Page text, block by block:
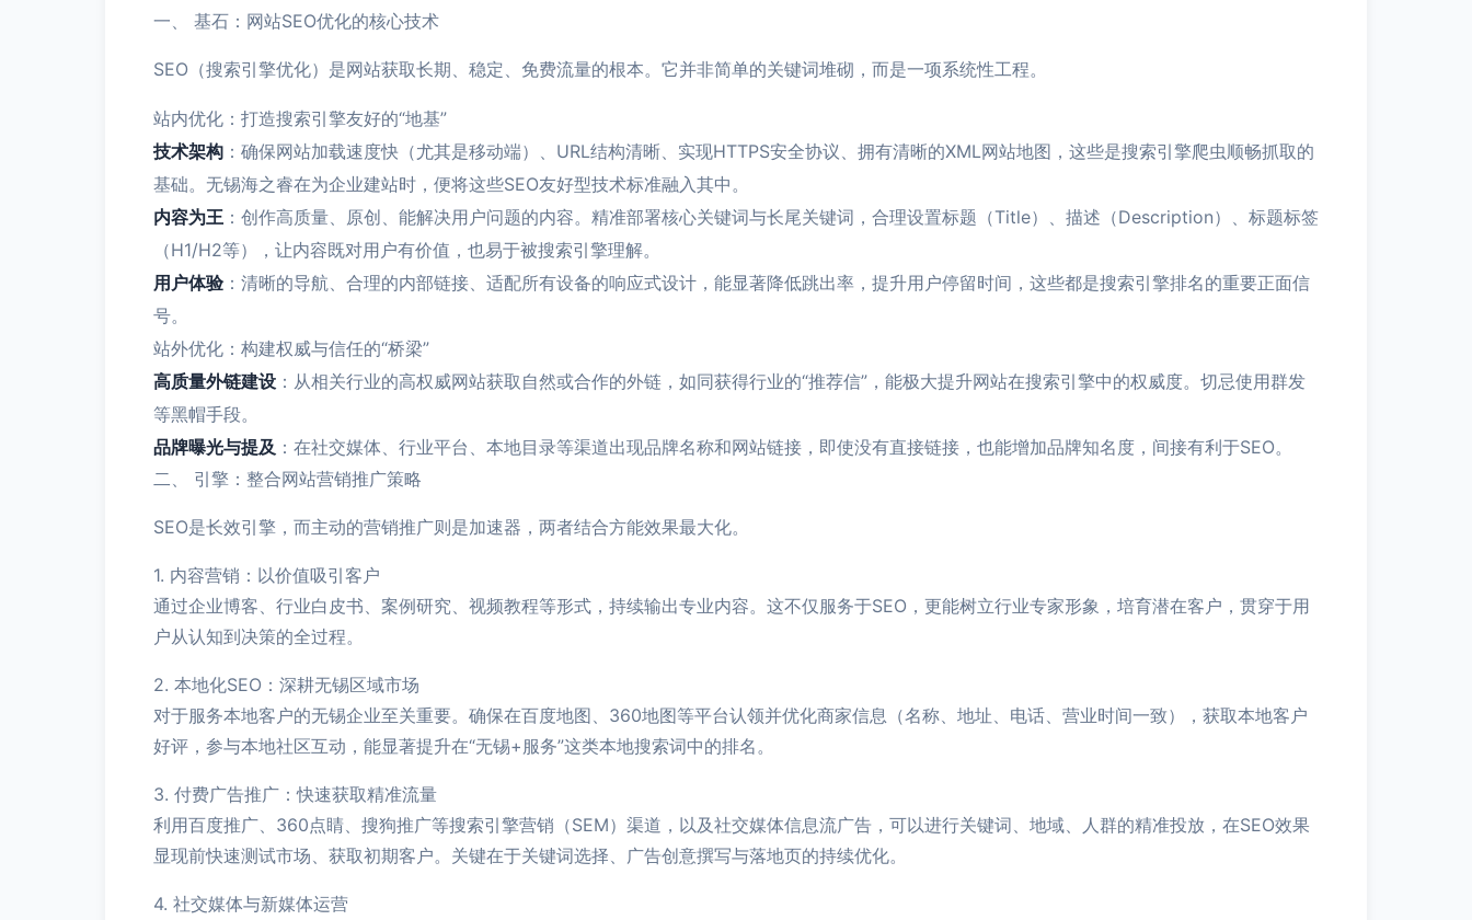
一、 基石：网站SEO优化的核心技术
SEO（搜索引擎优化）是网站获取长期、稳定、免费流量的根本。它并非简单的关键词堆砌，而是一项系统性工程。
站内优化：打造搜索引擎友好的“地基”
技术架构 ：确保网站加载速度快（尤其是移动端）、URL结构清晰、实现HTTPS安全协议、拥有清晰的XML网站地图，这些是搜索引擎爬虫顺畅抓取的
基础。无锡海之睿在为企业建站时，便将这些SEO友好型技术标准融入其中。
内容为王 ：创作高质量、原创、能解决用户问题的内容。精准部署核心关键词与长尾关键词，合理设置标题（Title）、描述（Description）、标题标签
（H1/H2等），让内容既对用户有价值，也易于被搜索引擎理解。
用户体验：清晰的导航、合理的内部链接、适配所有设备的响应式设计，能显著降低跳出率，提升用户停留时间，这些都是搜索引擎排名的重要正面信
号。
站外优化：构建权威与信任的“桥梁”
高质量外链建设 ：从相关行业的高权威网站获取自然或合作的外链，如同获得行业的“推荐信”，能极大提升网站在搜索引擎中的权威度。切忌使用群发
等黑帽手段。
品牌曝光与提及 ：在社交媒体、行业平台、本地目录等渠道出现品牌名称和网站链接，即使没有直接链接，也能增加品牌知名度，间接有利于SEO。
二、 引擎：整合网站营销推广策略
SEO是长效引擎，而主动的营销推广则是加速器，两者结合方能效果最大化。
1. 内容营销：以价值吸引客户
通过企业博客、行业白皮书、案例研究、视频教程等形式，持续输出专业内容。这不仅服务于SEO，更能树立行业专家形象，培育潜在客户，贯穿于用
户从认知到决策的全过程。
2. 本地化SEO：深耕无锡区域市场
对于服务本地客户的无锡企业至关重要。确保在百度地图、360地图等平台认领并优化商家信息（名称、地址、电话、营业时间一致），获取本地客户
好评，参与本地社区互动，能显著提升在“无锡+服务”这类本地搜索词中的排名。
3. 付费广告推广：快速获取精准流量
利用百度推广、360点睛、搜狗推广等搜索引擎营销（SEM）渠道，以及社交媒体信息流广告，可以进行关键词、地域、人群的精准投放，在SEO效果
显现前快速测试市场、获取初期客户。关键在于关键词选择、广告创意撰写与落地页的持续优化。
4. 社交媒体与新媒体运营